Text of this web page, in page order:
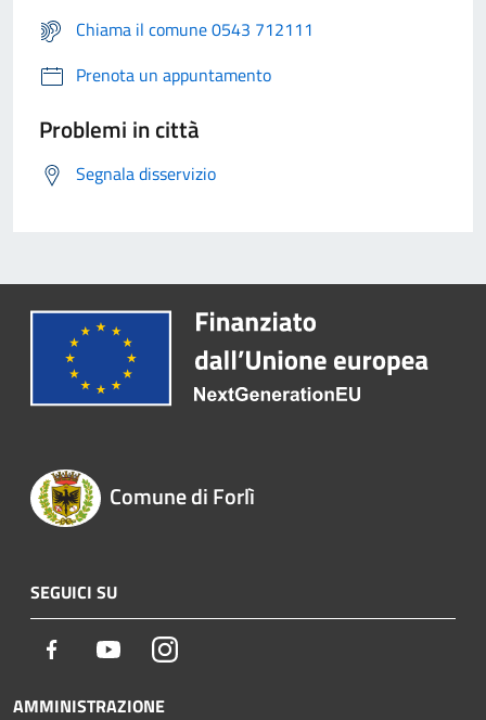
Chiama il comune 0543 712111
Prenota un appuntamento
Problemi in città
Segnala disservizio
Comune di Forlì
SEGUICI SU
Facebook YoutubeInstagram
AMMINISTRAZIONE